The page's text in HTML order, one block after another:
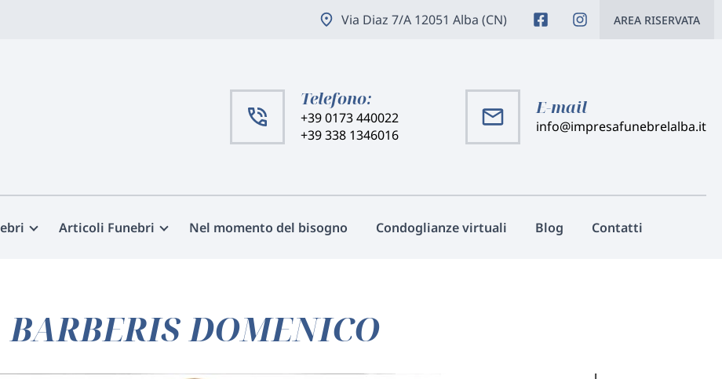
Via Diaz 7/A 12051 Alba (CN) AREA RISERVATA
Telefono:
+39 0173 440022
+39 338 1346016
E-mail
info@impresafunebrelalba.it
Articoli Funebri Nel momento del bisogno Condoglianze virtuali Blog Contatti
BARBERIS DOMENICO